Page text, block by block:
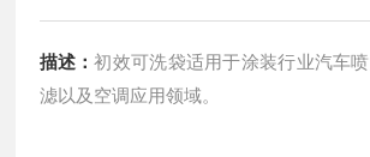
描述：初效可洗袋适用于涂装行业汽车
滤以及空调应用领域。